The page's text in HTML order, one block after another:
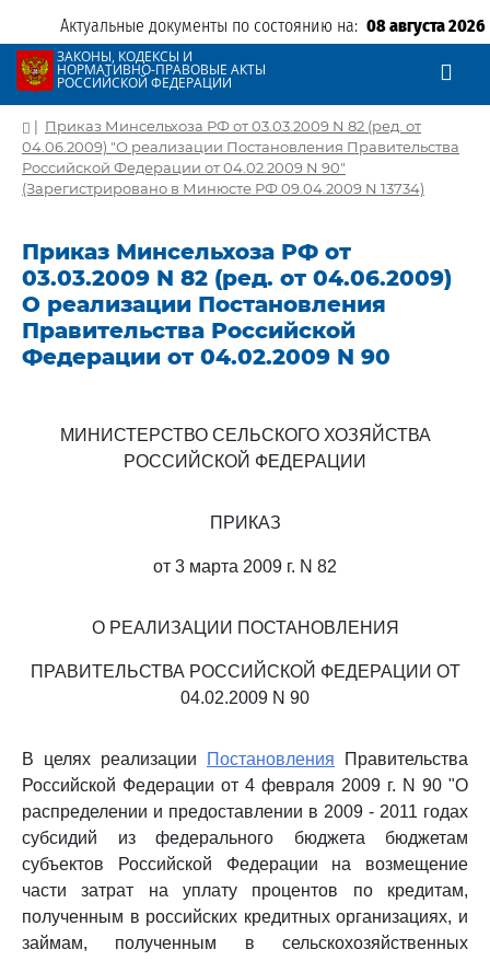
Актуальные документы по состоянию на: 08 августа 2026
ЗАКОНЫ, КОДЕКСЫ И
НОРМАТИВНО-ПРАВОВЫЕ АКТЫ
РОССИЙСКОЙ ФЕДЕРАЦИИ
| Приказ Минсельхоза РФ от 03.03.2009 N 82 (ред. от
04.06.2009) "О реализации Постановления Правительства
Российской Федерации от 04.02.2009 N 90"
(Зарегистрировано в Минюсте РФ 09.04.2009 N 13734)
Приказ Минсельхоза РФ от
03.03.2009 N 82 (ред. от 04.06.2009)
О реализации Постановления
Правительства Российской
Федерации от 04.02.2009 N 90
МИНИСТЕРСТВО СЕЛЬСКОГО ХОЗЯЙСТВА
РОССИЙСКОЙ ФЕДЕРАЦИИ
ПРИКАЗ
от 3 марта 2009 г. N 82
О РЕАЛИЗАЦИИ ПОСТАНОВЛЕНИЯ
ПРАВИТЕЛЬСТВА РОССИЙСКОЙ ФЕДЕРАЦИИ ОТ
04.02.2009 N 90
В целях реализации Постановления Правительства
Российской Федерации от 4 февраля 2009 г. N 90 "О
распределении и предоставлении в 2009 - 2011 годах
субсидий из федерального бюджета бюджетам
субъектов Российской Федерации на возмещение
части затрат на уплату процентов по кредитам,
полученным в российских кредитных организациях, и
займам, полученным в сельскохозяйственных